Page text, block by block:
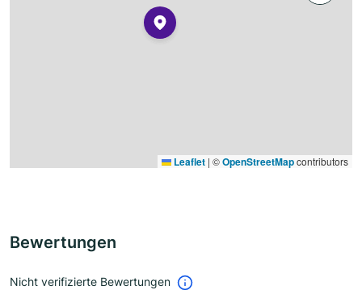
Leaflet | ©OpenStreetMapcontributors
Bewertungen
Nicht verifizierte Bewertungen